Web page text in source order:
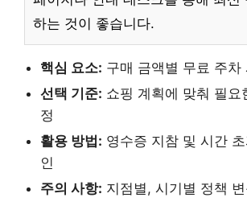
하는 것이 좋습니다.
핵심 요소: 구매 금액별 무료 주차
선택 기준: 쇼핑 계획에 맞춰 필요
정
활용 방법: 영수증 지참 및 시간
인
주의 사항: 지점별, 시기별 정책